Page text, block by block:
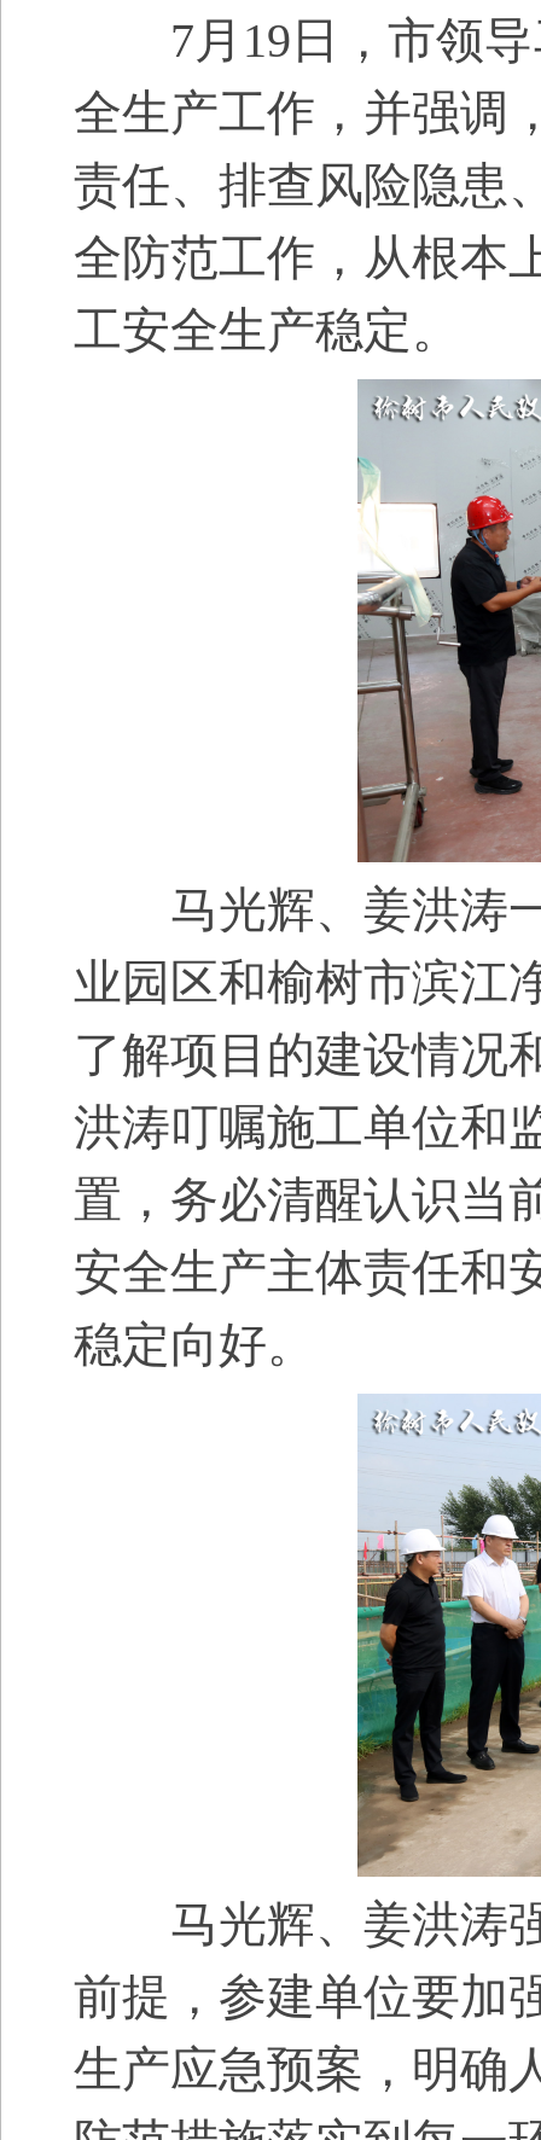
7月 19 日，市领
全生产工作，并强调
责任、排查风险隐患
全防范工作，从根本
工安全生产稳定。
马光辉、姜洪涛一
业园区和榆树市滨江
了解项目的建设情况
洪涛叮嘱施工单位和
置，务必清醒认识当
安全生产主体责任和
稳定向好。
马光辉、姜洪涛强
前提，参建单位要加
生产应急预案，明确